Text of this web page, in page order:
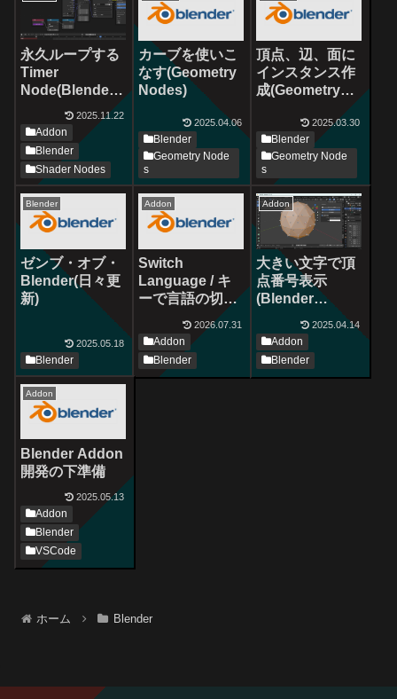
永久ループする
Timer
Node(Blender
Addon)
2025.11.22
Addon
Blender
Shader Nodes
カーブを使いこ
なす(Geometry
Nodes)
2025.04.06
Blender
Geometry Node
s
頂点、辺、面に
インスタンス作
成(Geometry
2025.03.30
Blender
Geometry Node
s
Blender
ゼンブ・オブ・
Blender(日々更
新)
2025.05.18
Blender
Addon
Switch
Language / キ
ーで言語の切り
替え(Blender
Addon)
2026.07.31
Addon
Blender
Addon
大きい文字で頂
点番号表示
(Blender
2025.04.14
Addon
Blender
Addon
Blender Addon
開発の下準備
2025.05.13
Addon
Blender
VSCode
ホーム Blender